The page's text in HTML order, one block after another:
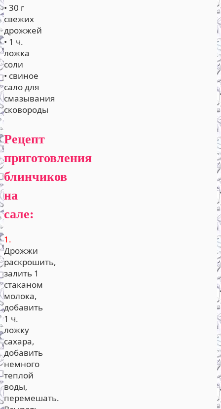
• 30 г
свежих
дрожжей
• 1 ч.
ложка
соли
• свиное
сало для
смазывания
сковороды
Рецепт
приготовления
блинчиков
на
сале:
1.
Дрожжи
раскрошить,
залить 1
стаканом
молока,
добавить
1 ч.
ложку
сахара,
добавить
немного
теплой
воды,
перемешать.